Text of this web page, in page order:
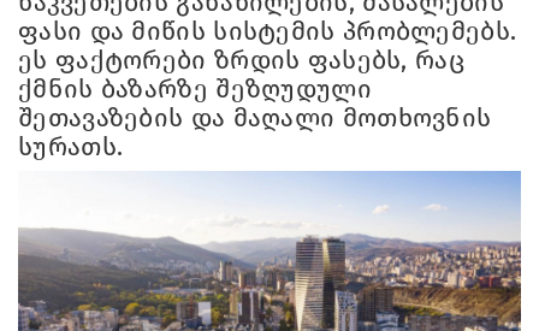
ფასი და მიწის სისტემის პრობლემებს.
ეს ფაქტორები ზრდის ფასებს, რაც
ქმნის ბაზარზე შეზღუდული
შეთავაზების და მაღალი მოთხოვნის
სურათს.